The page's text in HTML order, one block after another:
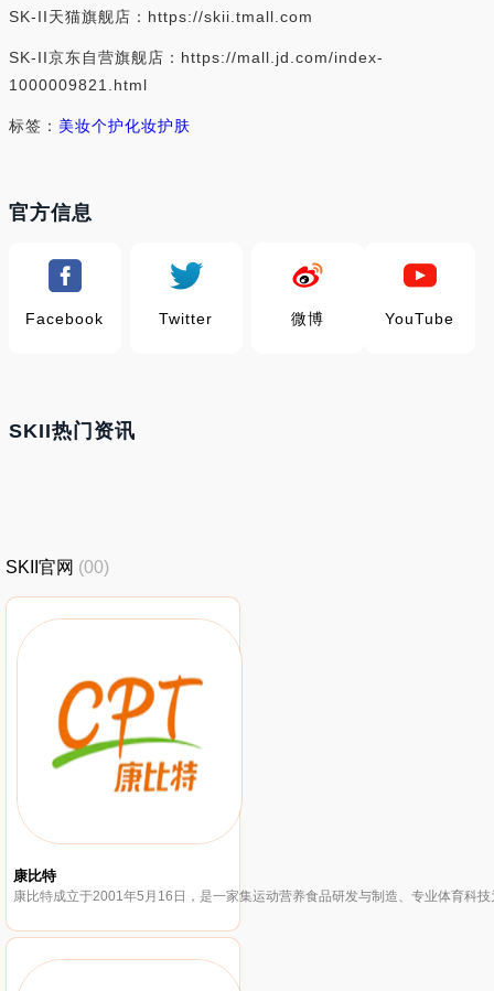
SK-II天猫旗舰店：https://skii.tmall.com
SK-II京东自营旗舰店：https://mall.jd.com/index-
1000009821.html
标签： 美妆个护化妆护肤
官方信息
Facebook Twitter 微博 YouTube
SKII热门资讯
SKII官网 (00)
康比特